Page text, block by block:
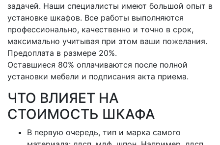
задачей. Наши специалисты имеют большой опыт в
установке шкафов. Все работы выполняются
профессионально, качественно и точно в срок,
максимально учитывая при этом ваши пожелания.
Предоплата в размере 20%.
Оставшиеся 80% оплачиваются после полной
установки мебели и подписания акта приема.
ЧТО ВЛИЯЕТ НА
СТОИМОСТЬ ШКАФА
В первую очередь, тип и марка самого